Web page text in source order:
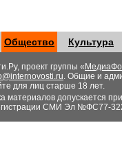
Общество Культура
проект группы «
. Общие и
для лиц старше 18 лет.
материалов допускается
СМИ Эл №ФС77-